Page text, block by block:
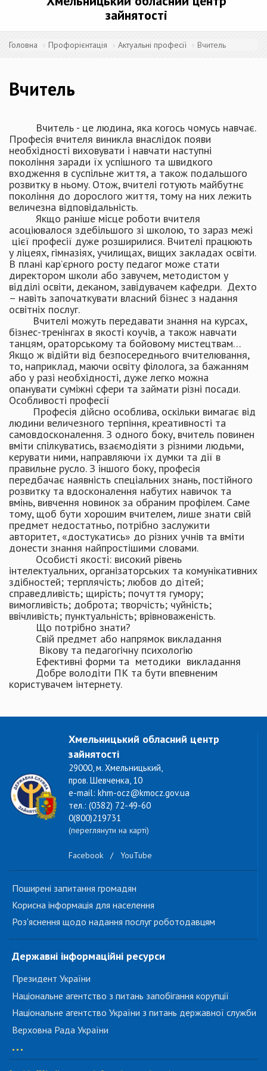
зайнятості
Головна Профорієнтація Актуальні професії Вчитель
Вчитель
Вчитель - це людина, яка когось чомусь навчає.
Професія вчителя виникла внаслідок появи
необхідності виховувати і навчати наступні
покоління заради їх успішного та швидкого
входження в суспільне життя, а також подальшого
розвитку в ньому. Отож, вчителі готують майбутнє
покоління до дорослого життя, тому на них лежить
величезна відповідальність.
Якщо раніше місце роботи вчителя
асоціювалося здебільшого зі школою, то зараз межі
цієї професії дуже розширилися. Вчителі працюють
у ліцеях, гімназіях, училищах, вищих закладах освіти.
В плані кар’єрного росту педагог може стати
директором школи або завучем, методистом у
відділі освіти, деканом, завідувачем кафедри. Дехто
– навіть започаткувати власний бізнес з надання
освітніх послуг.
Вчителі можуть передавати знання на курсах,
бізнес-тренінгах в якості коучів, а також навчати
танцям, ораторському та бойовому мистецтвам…
Якщо ж відійти від безпосереднього вчителювання,
то, наприклад, маючи освіту філолога, за бажанням
або у разі необхідності, дуже легко можна
опанувати суміжні сфери та займати різні посади.
Особливості професії
Професія дійсно особлива, оскільки вимагає від
людини величезного терпіння, креативності та
самовдосконалення. З одного боку, вчитель повинен
вміти спілкуватись, взаємодіяти з різними людьми,
керувати ними, направляючи їх думки та дії в
правильне русло. З іншого боку, професія
передбачає наявність спеціальних знань, постійного
розвитку та вдосконалення набутих навичок та
вмінь, вивчення новинок за обраним профілем. Саме
тому, щоб бути хорошим вчителем, лише знати свій
предмет недостатньо, потрібно заслужити
авторитет, «достукатись» до різних учнів та вміти
донести знання найпростішими словами.
Особисті якості: високий рівень
інтелектуальних, організаторських та комунікативних
здібностей; терплячість; любов до дітей;
справедливість; щирість; почуття гумору;
вимогливість; доброта; творчість; чуйність;
ввічливість; пунктуальність; врівноваженість.
Що потрібно знати?
Свій предмет або напрямок викладання
Вікову та педагогічну психологію
Ефективні форми та методики викладання
Добре володіти ПК та бути впевненим
користувачем інтернету.
Хмельницький обласний центр
зайнятості
29000, м. Хмельницький,
пров. Шевченка, 10
e-mail: khm-ocz@kmocz.gov.ua
тел.: (0382) 72-49-60
0(800)219731
(переглянути на карті)
Facebook / YouTube
Поширені запитання громадян
Корисна інформація для населення
Роз'яснення щодо надання послуг роботодавцям
Державні інформаційні ресурси
Президент України
Національне агентство з питань запобігання корупції
Національне агентство України з питань державної служби
Верховна Рада України
...